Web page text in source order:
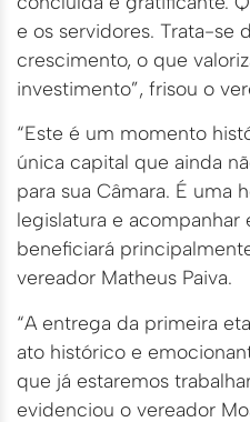
e os servidores. Trata-se
crescimento, o que
investimento”, frisou o
“Este é um momento
única capital que ainda
para sua Câmara. É uma
legislatura e acompanhar
beneficiará
vereador Matheus Paiva.
“A entrega da primeira
ato histórico e
que já estaremos
evidenciou o vereador